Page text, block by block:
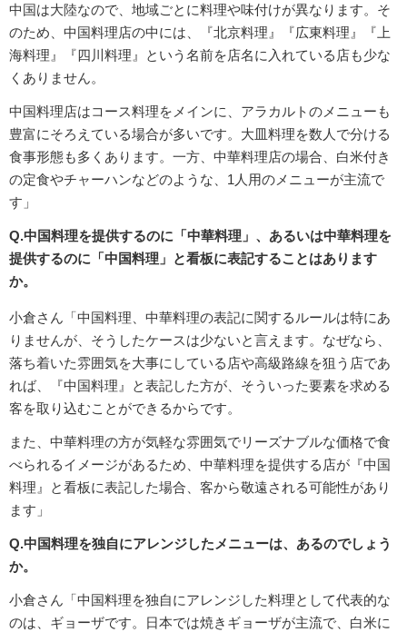
中国は大陸なので、地域ごとに料理や味付けが異なります。そ
のため、中国料理店の中には、『北京料理』『広東料理』『上
海料理』『四川料理』という名前を店名に入れている店も少な
くありません。
中国料理店はコース料理をメインに、アラカルトのメニューも
豊富にそろえている場合が多いです。大皿料理を数人で分ける
食事形態も多くあります。一方、中華料理店の場合、白米付き
の定食やチャーハンなどのような、1人用のメニューが主流で
す」
Q.中国料理を提供するのに「中華料理」、あるいは中華料理を
提供するのに「中国料理」と看板に表記することはあります
か。
小倉さん「中国料理、中華料理の表記に関するルールは特にあ
りませんが、そうしたケースは少ないと言えます。なぜなら、
落ち着いた雰囲気を大事にしている店や高級路線を狙う店であ
れば、『中国料理』と表記した方が、そういった要素を求める
客を取り込むことができるからです。
また、中華料理の方が気軽な雰囲気でリーズナブルな価格で食
べられるイメージがあるため、中華料理を提供する店が『中国
料理』と看板に表記した場合、客から敬遠される可能性があり
ます」
Q.中国料理を独自にアレンジしたメニューは、あるのでしょう
か。
小倉さん「中国料理を独自にアレンジした料理として代表的な
のは、ギョーザです。日本では焼きギョーザが主流で、白米に